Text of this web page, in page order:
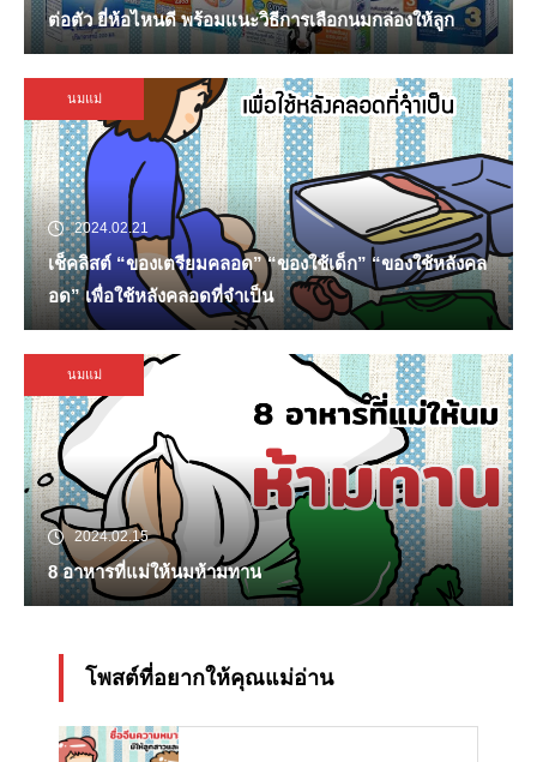
ต่อตัว ยี่ห้อไหนดี พร้อมแนะวิธีการเลือกนมกล่องให้ลูก
นมแม่
2024.02.21
เช็คลิสต์ “ของเตรียมคลอด” “ของใช้เด็ก” “ของใช้หลังคล
อด” เพื่อใช้หลังคลอดที่จำเป็น
นมแม่
2024.02.15
8 อาหารที่แม่ให้นมห้ามทาน
โพสต์ที่อยากให้คุณแม่อ่าน